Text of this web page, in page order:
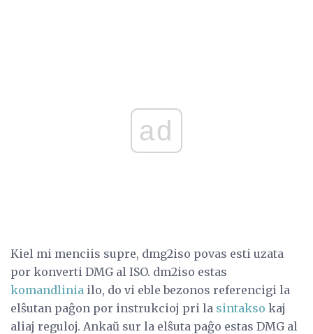
ad
Kiel mi menciis supre, dmg2iso povas esti uzata
por konverti DMG al ISO. dm2iso estas
komandlinia ilo, do vi eble bezonos referencigi la
elŝutan paĝon por instrukcioj pri la sintakso kaj
aliaj reguloj. Ankaŭ sur la elŝuta paĝo estas DMG al